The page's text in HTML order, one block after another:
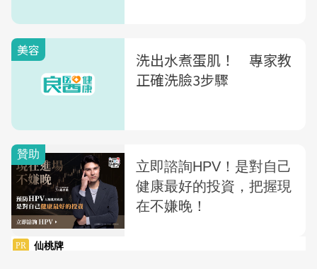
美容
洗出水煮蛋肌！ 專家教
正確洗臉3步驟